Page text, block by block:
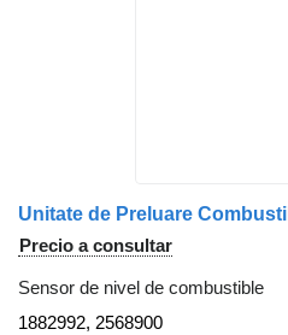
Precio a consultar
Sensor de nivel de combustible
1882992, 2568900